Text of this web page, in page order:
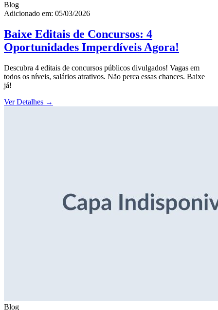
Blog
Adicionado em: 05/03/2026
Baixe Editais de Concursos: 4
Oportunidades Imperdíveis Agora!
Descubra 4 editais de concursos públicos divulgados! Vagas em
todos os níveis, salários atrativos. Não perca essas chances. Baixe
já!
Ver Detalhes →
Blog